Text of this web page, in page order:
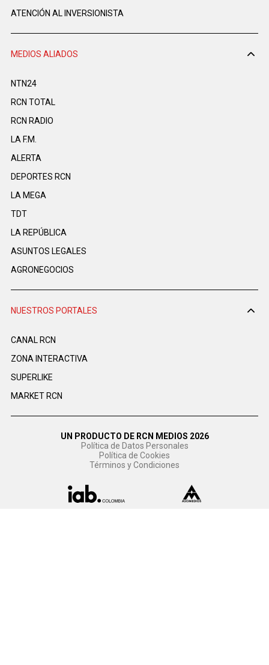
ATENCIÓN AL INVERSIONISTA
MEDIOS ALIADOS
NTN24
RCN TOTAL
RCN RADIO
LA F.M.
ALERTA
DEPORTES RCN
LA MEGA
TDT
LA REPÚBLICA
ASUNTOS LEGALES
AGRONEGOCIOS
NUESTROS PORTALES
CANAL RCN
ZONA INTERACTIVA
SUPERLIKE
MARKET RCN
UN PRODUCTO DE RCN MEDIOS 2026
Política de Datos Personales
Política de Cookies
Términos y Condiciones